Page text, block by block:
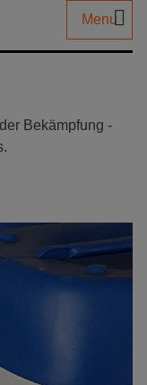
Menu
Bekämpfung ­-